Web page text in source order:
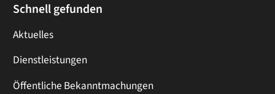
Schnell gefunden
Aktuelles
Dienstleistungen
Öffentliche Bekanntmachungen